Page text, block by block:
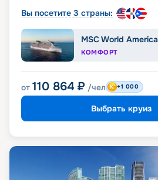
Вы посетите 3 страны:
MSC World America
КОМФОРТ
от 110 864 ₽ /чел +1 000
Выбрать круиз